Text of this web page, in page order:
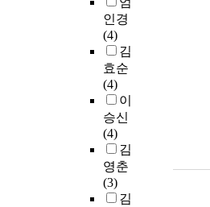
인경
(4)
김
효순
(4)
이
승신
(4)
김
영춘
(3)
김